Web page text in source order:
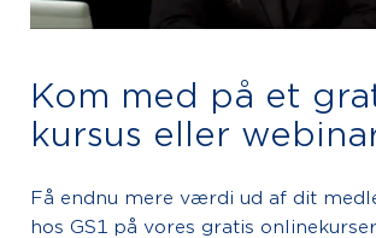
Kom med på et
kursus eller
Få endnu mere værdi ud af dit
hos GS1 på vores gratis